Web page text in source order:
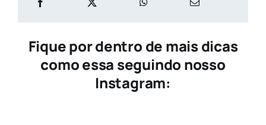
Fique por dentro de mais dicas
como essa seguindo nosso
Instagram: